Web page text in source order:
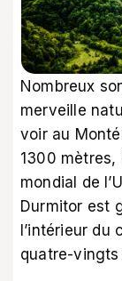
Nombreux
merveille
voir au
1300
mondial de
Durmitor est
l’intérieur du
quatre-